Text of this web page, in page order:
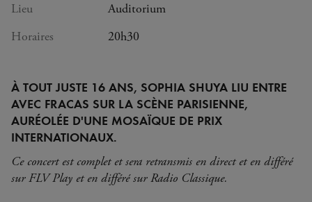
Lieu
Auditorium
Horaires
20h30
À TOUT JUSTE 16 ANS, SOPHIA SHUYA LIU ENTRE
AVEC FRACAS SUR LA SCÈNE PARISIENNE,
AURÉOLÉE D'UNE MOSAÏQUE DE PRIX
INTERNATIONAUX.
Ce concert est complet et sera retransmis en direct et en différé
sur FLV Play et en différé sur Radio Classique.